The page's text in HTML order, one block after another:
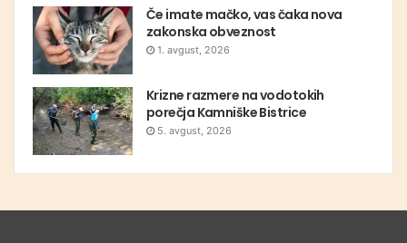
Če imate mačko, vas čaka nova
zakonska obveznost
1. avgust, 2026
Krizne razmere na vodotokih
porečja Kamniške Bistrice
5. avgust, 2026